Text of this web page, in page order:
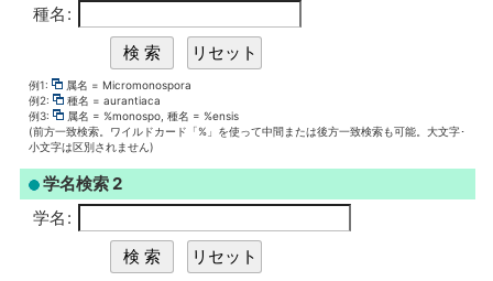
種名 :
例1:
属名 = Micromonospora
例2:
種名 = aurantiaca
例3:
属名 = %monospo, 種名 = %ensis
(前方一致検索。ワイルドカード「%」を使って中間または後方一致検索も可能。大文字･
小文字は区別されません)
学名検索 2
学名 :